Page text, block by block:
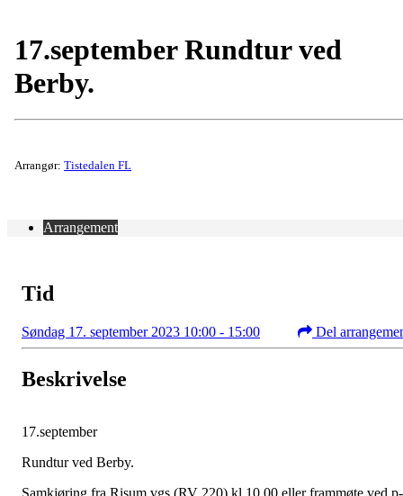
17.september Rundtur ved
Berby.
Arrangør: Tistedalen FL
Arrangement
Tid
Søndag 17. september 2023 10:00 - 15:00 Del
Beskrivelse
17.september
Rundtur ved Berby.
Samkjøring fra Risum vgs (RV 220) kl.10.00 eller frammøte ved p-